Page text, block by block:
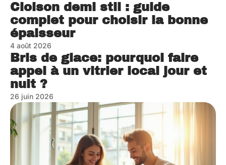
Cloison demi stil : guide
complet pour choisir la bonne
épaisseur
4 août 2026
Bris de glace: pourquoi faire
appel à un vitrier local jour et
nuit ?
26 juin 2026